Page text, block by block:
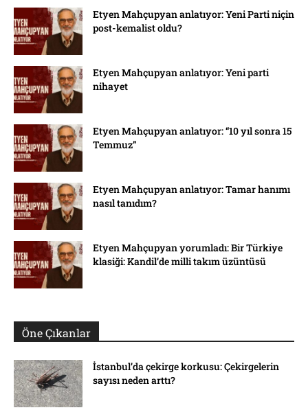
Etyen Mahçupyan anlatıyor: Yeni Parti niçin
post-kemalist oldu?
Etyen Mahçupyan anlatıyor: Yeni parti
nihayet
Etyen Mahçupyan anlatıyor: “10 yıl sonra 15
Temmuz”
Etyen Mahçupyan anlatıyor: Tamar hanımı
nasıl tanıdım?
Etyen Mahçupyan yorumladı: Bir Türkiye
klasiği: Kandil’de milli takım üzüntüsü
Öne Çıkanlar
İstanbul’da çekirge korkusu: Çekirgelerin
sayısı neden arttı?